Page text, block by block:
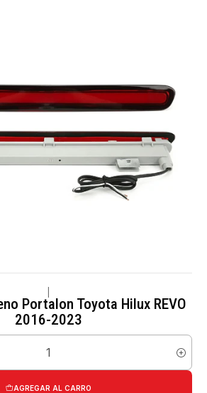
Portalon Toyota Hilux REVO
2016-2023
AGREGAR AL CARRO